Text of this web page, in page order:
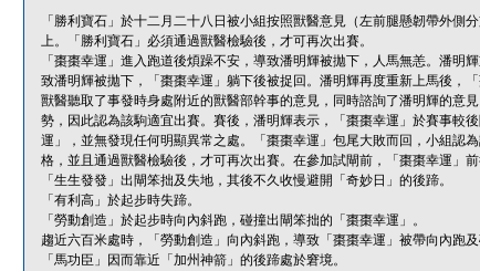
「勝利寶石」於十二月二十八日被小組按照獸醫意見（左前腿懸韌帶外
上。「勝利寶石」必須通過獸醫檢驗後，才可再次出賽。
「棗棗幸運」進入跑道後煩躁不安，導致潘明輝被拋下，人馬無恙。潘
致潘明輝被拋下，「棗棗幸運」躺下後被捉回。潘明輝再度重新上馬後，
獸醫聽取了事發時身處附近的獸醫部幹事的意見，同時諮詢了潘明輝的意
勢，因此認為該駒適宜出賽。賽後，潘明輝表示，「棗棗幸運」於賽事較
運」，並無發現任何明顯異常之處。「棗棗幸運」包尾大敗而回，小組認
格，並且通過獸醫檢驗後，才可再次出賽。在參加試閘前，「棗棗幸運」
「生生發發」出閘笨拙及失地，其後不久收慢避開「奇妙日」的後蹄。
「有利高」於起步時失蹄。
「勞動創造」於起步時向內斜跑，碰撞出閘笨拙的「棗棗幸運」。
趨近六百米處時，「勞動創造」向內斜跑，導致「棗棗幸運」被帶向內跑
「馬功臣」因而靠近「加州神箭」的後蹄處於窘境。